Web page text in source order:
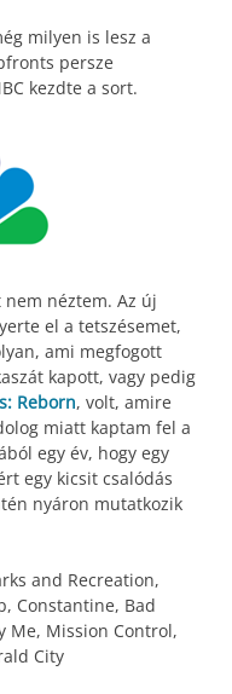
milyen is lesz a
persze
kezdte a sort.
néztem. Az új
el a tetszésemet,
ami megfogott
kapott, vagy pedig
Reborn, volt, amire
miatt kaptam fel a
egy év, hogy egy
egy kicsit csalódás
nyáron mutatkozik
and Recreation,
Constantine, Bad
Me, Mission Control,
City